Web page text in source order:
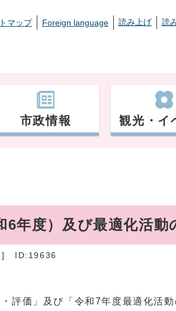
マップ Foreign language 読み上げ 読
市政情報 観光・イ
年度）及び最適化活動
ID:19636
評価」及び「令和7年度最適化活